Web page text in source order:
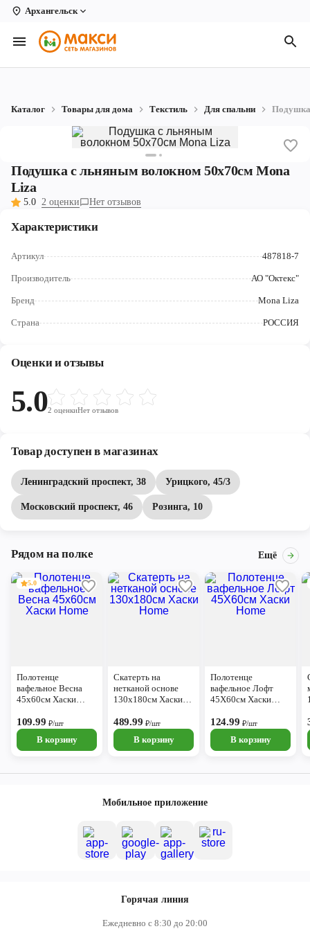
Архангельск
Вологда
Архангельск
Коряжма
Котлас
Новодвинск
Рыбинск
Каталог Товары для дома Текстиль Для спальни Подушка
Подушка с льняным волокном 50х70см Mona
Liza
5.0 2 оценки Нет отзывов
Характеристики
Артикул 487818-7
Производитель АО "Октекс"
Бренд Mona Liza
Страна РОССИЯ
Оценки и отзывы
5.02 оценкиНет отзывов
Товар доступен в магазинах
Ленинградский проспект, 38 Урицкого, 45/3
Московский проспект, 46 Розинга, 10
Рядом на полке Ещё
5.0
Полотенце
вафельное Весна
45х60см Хаски
109.99 ₽/шт
В корзину
Скатерть на
нетканой основе
130х180см Хаски
489.99 ₽/шт
В корзину
Полотенце
вафельное Лофт
45Х60см Хаски
124.99 ₽/шт
В корзину
Мобильное приложение
Горячая линия
Ежедневно с 8:30 до 20:00